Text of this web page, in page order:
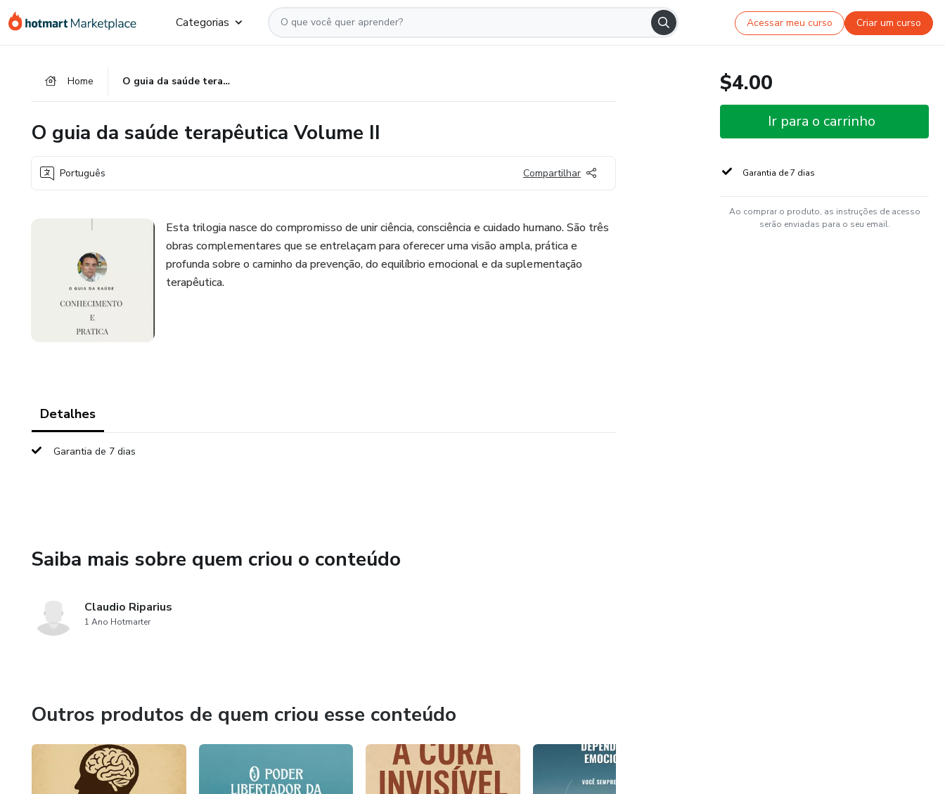
para
para
para
Categorias Acessar meu curso Criar um curso
Home O guia da saúde terapêutica Volume II
O guia da saúde terapêutica Volume II
Português Compartilhar
Esta trilogia nasce do compromisso de unir ciência, consciência e cuidado humano. São três
obras complementares que se entrelaçam para oferecer uma visão ampla, prática e
profunda sobre o caminho da prevenção, do equilíbrio emocional e da suplementação
terapêutica.
Detalhes
Garantia de 7 dias
Saiba mais sobre quem criou o conteúdo
Claudio Riparius
1 Ano Hotmarter
Outros produtos de quem criou esse conteúdo
$4.00
Ir para o carrinho
Garantia de 7 dias
Ao comprar o produto, as instruções de acesso
serão enviadas para o seu email.